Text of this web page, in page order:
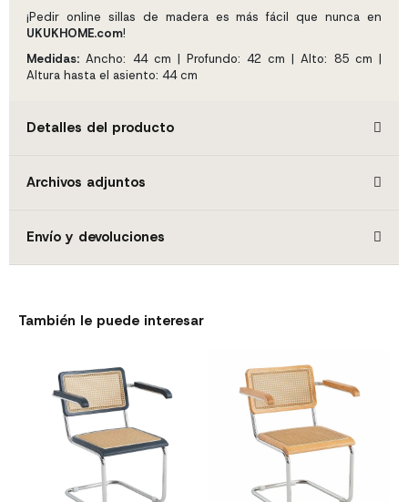
¡Pedir online sillas de madera es más fácil que nunca en
UKUKHOME.com!
Medidas: Ancho: 44 cm | Profundo: 42 cm | Alto: 85 cm |
Altura hasta el asiento: 44 cm
Detalles del producto
Archivos adjuntos
Envío y devoluciones
También le puede interesar